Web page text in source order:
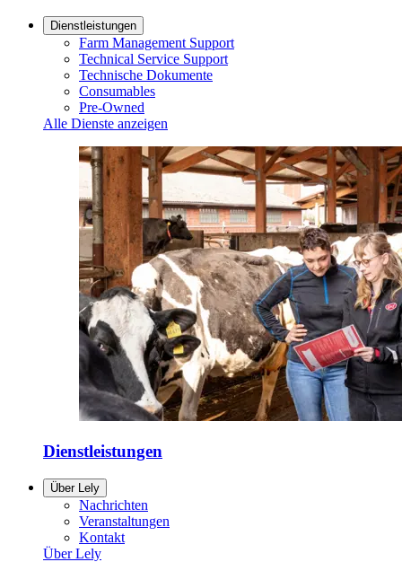
Dienstleistungen
Farm Management Support
Technical Service Support
Technische Dokumente
Consumables
Pre-Owned
Alle Dienste anzeigen
Dienstleistungen
Über Lely
Nachrichten
Veranstaltungen
Kontakt
Über Lely